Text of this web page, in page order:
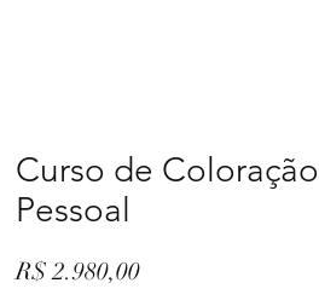
Curso de Coloração
Pessoal
R$ 2.980,00Preço